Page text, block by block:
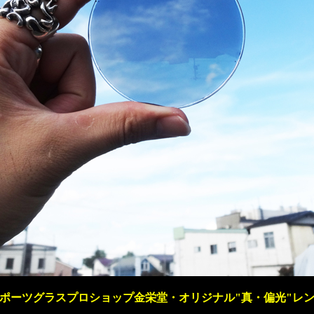
ーツグラスプロショップ金栄堂・オリジナル"真・偏光"レ